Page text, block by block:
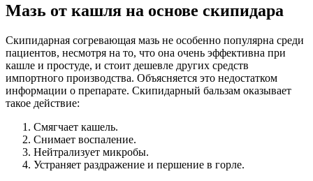
Мазь от кашля на основе скипидара
Скипидарная согревающая мазь не особенно популярна среди
пациентов, несмотря на то, что она очень эффективна при
кашле и простуде, и стоит дешевле других средств
импортного производства. Объясняется это недостатком
информации о препарате. Скипидарный бальзам оказывает
такое действие:
Смягчает кашель.
Снимает воспаление.
Нейтрализует микробы.
Устраняет раздражение и першение в горле.